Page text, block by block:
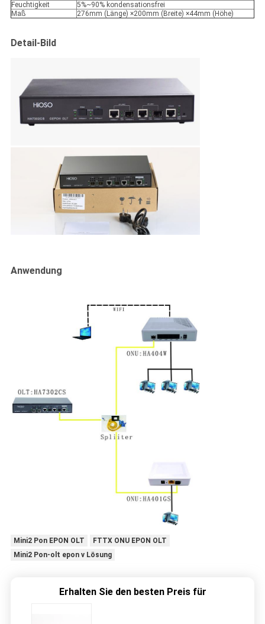
Feuchtigkeit
5%~90% kondensationsfrei
Maß
276mm (Länge) ×200mm (Breite) ×44mm (Höhe)
Detail-Bild
Anwendung
Mini2 Pon EPON OLT
FTTX ONU EPON OLT
Mini2 Pon-olt epon v Lösung
Erhalten Sie den besten Preis für